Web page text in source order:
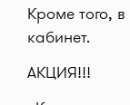
Кроме того,
кабинет.
АКЦИЯ!!!